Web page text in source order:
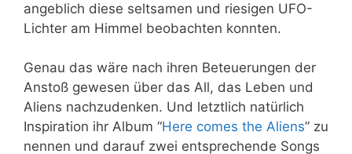
angeblich diese seltsamen und riesigen UFO-
Lichter am Himmel beobachten konnten.
Genau das wäre nach ihren Beteuerungen der
Anstoß gewesen über das All, das Leben und
Aliens nachzudenken. Und letztlich natürlich
Inspiration ihr Album “Here comes the Aliens” zu
nennen und darauf zwei entsprechende Songs